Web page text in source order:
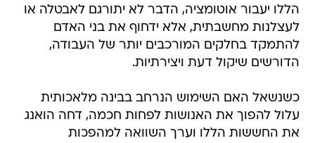
הללו יעבור אוטומציה, הדבר לא יתורגם לאבטלה או
לעצלנות מחשבתית, אלא ידחוף את בני האדם
להתמקד בחלקים המורכבים יותר של העבודה,
הדורשים שיקול דעת ויצירתיות.
כשנשאל האם השימוש הנרחב בבינה מלאכותית
עלול להפוך את האנושות לפחות חכמה, דחה הואנג
את החששות הללו וערך השוואה למהפכות